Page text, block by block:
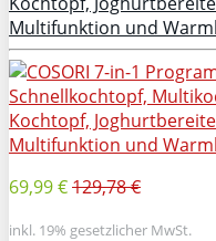
Multifunktion und
69,99 €129,78 €
inkl. 19% gesetzlicher MwSt.